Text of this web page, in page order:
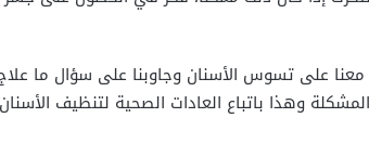
معنا على تسوس الأسنان وجاوبنا على سؤال ما
وهذا باتباع العادات الصحية لتنظيف الأسنان